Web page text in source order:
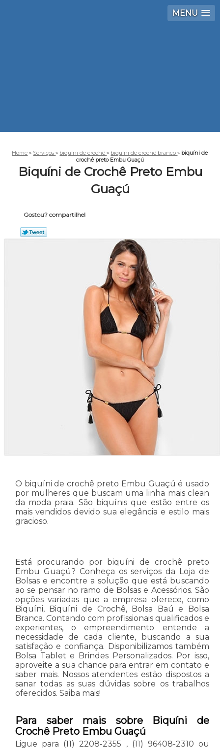
MENU
Home » Serviços» biquíni de crochê» biquíni de crochê branco» biquíni de
crochê preto Embu Guaçú
Biquíni de Crochê Preto Embu
Guaçú
Gostou? compartilhe!
O biquíni de crochê preto Embu Guaçú é usado
por mulheres que buscam uma linha mais clean
da moda praia. São biquínis que estão entre os
mais vendidos devido sua elegância e estilo mais
gracioso.
Está procurando por biquíni de crochê preto
Embu Guaçú? Conheça os serviços da Loja de
Bolsas e encontre a solução que está buscando
ao se pensar no ramo de Bolsas e Acessórios. São
opções variadas que a empresa oferece, como
Biquíni, Biquíni de Crochê, Bolsa Baú e Bolsa
Branca. Contando com profissionais qualificados e
experientes, o empreendimento entende a
necessidade de cada cliente, buscando a sua
satisfação e confiança. Disponibilizamos também
Bolsa Tablet e Brindes Personalizados. Por isso,
aproveite a sua chance para entrar em contato e
saber mais. Nossos atendentes estão dispostos a
sanar todas as suas dúvidas sobre os trabalhos
oferecidos. Saiba mais!
Para saber mais sobre Biquíni de
Crochê Preto Embu Guaçú
Ligue para (11) 2208-2355 , (11) 96408-2310 ou